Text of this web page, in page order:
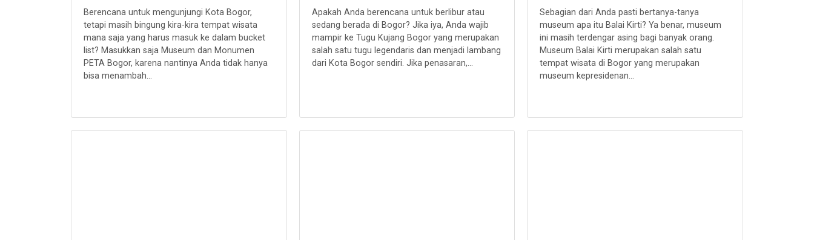
Berencana untuk mengunjungi Kota Bogor,
tetapi masih bingung kira-kira tempat wisata
mana saja yang harus masuk ke dalam bucket
list? Masukkan saja Museum dan Monumen
PETA Bogor, karena nantinya Anda tidak hanya
bisa menambah...
Apakah Anda berencana untuk berlibur atau
sedang berada di Bogor? Jika iya, Anda wajib
mampir ke Tugu Kujang Bogor yang merupakan
salah satu tugu legendaris dan menjadi lambang
dari Kota Bogor sendiri. Jika penasaran,...
Sebagian dari Anda pasti bertanya-tanya
museum apa itu Balai Kirti? Ya benar, museum
ini masih terdengar asing bagi banyak orang.
Museum Balai Kirti merupakan salah satu
tempat wisata di Bogor yang merupakan
museum kepresidenan...